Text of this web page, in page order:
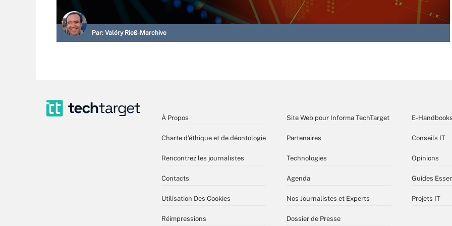
Par: Valéry Rieß-Marchive
À Propos
Charte d’éthique et de déontologie
Rencontrez les journalistes
Contacts
Utilisation Des Cookies
Réimpressions
Site Web pour Informa TechTarget
Partenaires
Technologies
Agenda
Nos Journalistes et Experts
Dossier de Presse
E-Handbooks
Conseils IT
Opinions
Guides
Projets IT